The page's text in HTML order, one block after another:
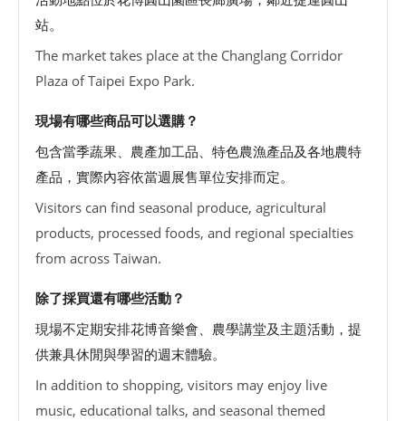
站。
The market takes place at the Changlang Corridor
Plaza of Taipei Expo Park.
現場有哪些商品可以選購？
包含當季蔬果、農產加工品、特色農漁產品及各地農特
產品，實際內容依當週展售單位安排而定。
Visitors can find seasonal produce, agricultural
products, processed foods, and regional specialties
from across Taiwan.
除了採買還有哪些活動？
現場不定期安排花博音樂會、農學講堂及主題活動，提
供兼具休閒與學習的週末體驗。
In addition to shopping, visitors may enjoy live
music, educational talks, and seasonal themed